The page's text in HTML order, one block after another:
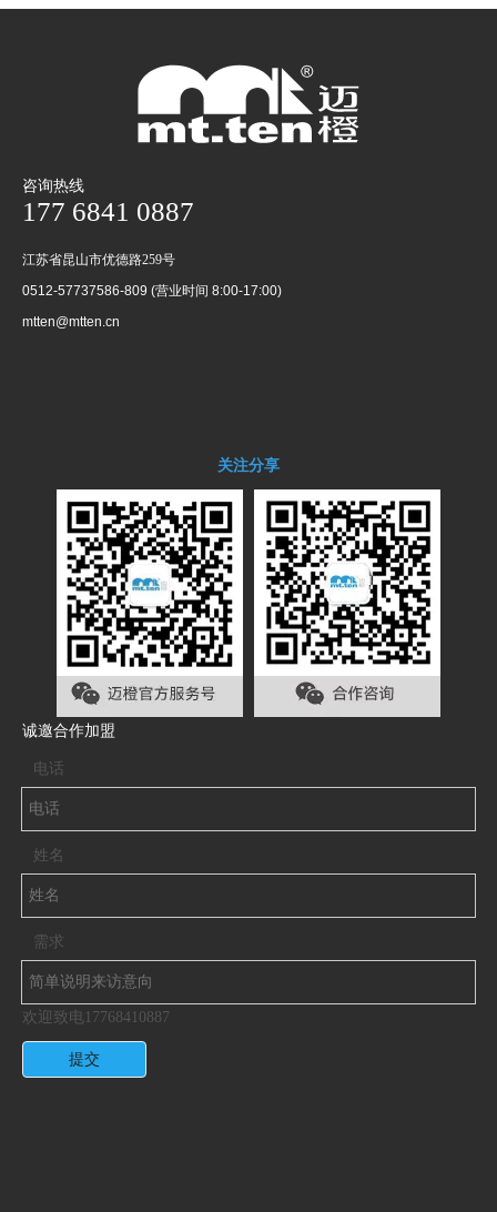
咨询热线
177 6841 0887
江苏省昆山市优德路259号
0512-57737586-809 (营业时间 8:00-17:00)
mtten@mtten.cn
关注分享
诚邀合作加盟
电话
姓名
需求
欢迎致电17768410887
提交